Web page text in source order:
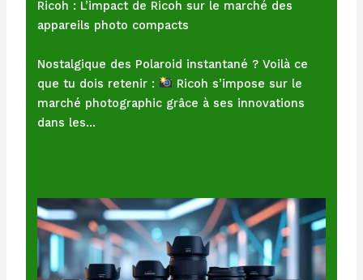
Ricoh : L’impact de Ricoh sur le marché des
appareils photo compacts
Nostalgique des Polaroid instantané ? Voilà ce
que tu dois retenir :
Ricoh s’impose sur le
marché photographic grâce à ses innovations
dans les…